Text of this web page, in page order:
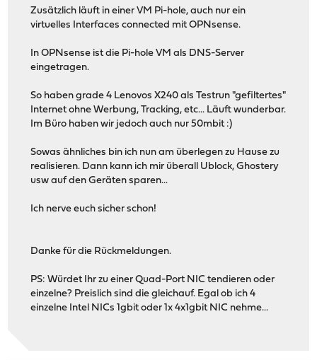
Zusätzlich läuft in einer VM Pi-hole, auch nur ein
virtuelles Interfaces connected mit OPNsense.
In OPNsense ist die Pi-hole VM als DNS-Server
eingetragen.
So haben grade 4 Lenovos X240 als Testrun "gefiltertes"
Internet ohne Werbung, Tracking, etc... Läuft wunderbar.
Im Büro haben wir jedoch auch nur 50mbit :)
Sowas ähnliches bin ich nun am überlegen zu Hause zu
realisieren. Dann kann ich mir überall Ublock, Ghostery
usw auf den Geräten sparen...
Ich nerve euch sicher schon!
Danke für die Rückmeldungen.
PS: Würdet Ihr zu einer Quad-Port NIC tendieren oder
einzelne? Preislich sind die gleichauf. Egal ob ich 4
einzelne Intel NICs 1gbit oder 1x 4x1gbit NIC nehme...